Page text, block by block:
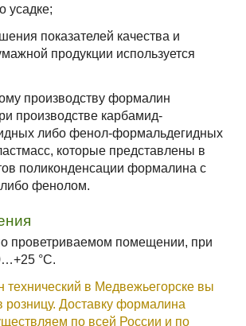
усадке;
показателей качества и
продукции используется
производству формалин
производстве карбамид-
либо фенол-формальдегидных
которые представлены в
поликонденсации формалина с
фенолом.
проветриваемом помещении, при
°C.
технический в Медвежьегорске вы
розницу. Доставку формалина
по всей России и по